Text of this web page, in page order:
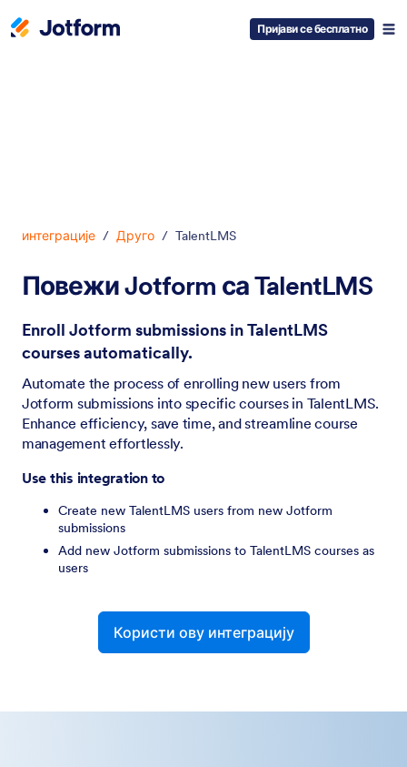
Пријави се бесплатно
интеграције / Друго / TalentLMS
Повежи Jotform са TalentLMS
Enroll Jotform submissions in TalentLMS
courses automatically.
Automate the process of enrolling new users from
Jotform submissions into specific courses in TalentLMS.
Enhance efficiency, save time, and streamline course
management effortlessly.
Use this integration to
Create new TalentLMS users from new Jotform
submissions
Add new Jotform submissions to TalentLMS courses as
users
Користи ову интеграцију